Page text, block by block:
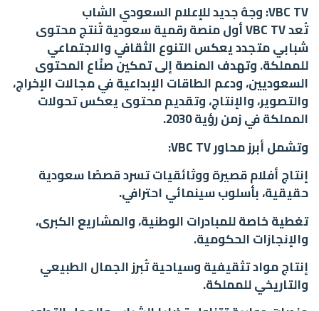
VBC TV: وجهٌ جديد للإعلام السعودي الشاب
تُعد VBC TV أول منصة رقمية سعودية تُنتج محتوى
شبابي متجدد يعكس التنوع الثقافي والاجتماعي
للمملكة. وتهدف المنصة إلى تمكين صنّاع المحتوى
السعوديين، ودعم الطاقات الإبداعية في مجالات الإخراج،
والتصوير، والإنتاج، وتقديم محتوى يعكس تحولات
المملكة في زمن رؤية 2030.
وتشمل أبرز محاور VBC TV:
إنتاج أفلام قصيرة ووثائقيات تسرد قصصًا سعودية
حقيقية، بأسلوب سينمائي احترافي.
تغطية خاصة للمبادرات الوطنية، والمشاريع الكبرى،
والإنجازات الحكومية.
إنتاج مواد تثقيفية وسياحية تُبرز الجمال الطبيعي
والتاريخي للمملكة.